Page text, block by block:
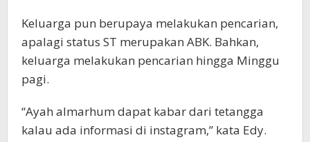
Keluarga pun berupaya melakukan pencarian,
apalagi status ST merupakan ABK. Bahkan,
keluarga melakukan pencarian hingga Minggu
pagi.
“Ayah almarhum dapat kabar dari tetangga
kalau ada informasi di instagram,” kata Edy.